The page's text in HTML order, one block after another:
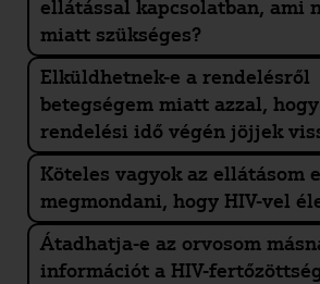
ellátással kapcsolatban, ami
miatt szükséges?
Elküldhetnek-e a rendelésről
betegségem miatt azzal,
rendelési idő végén jöjjek
Köteles vagyok az ellátásom
megmondani, hogy HIV-vel
Átadhatja-e az orvosom
információt a HIV-